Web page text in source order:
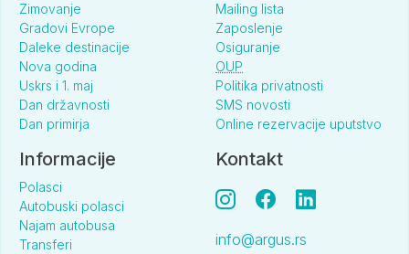
Zimovanje
Gradovi Evrope
Daleke destinacije
Nova godina
Uskrs i 1. maj
Dan državnosti
Dan primirja
Mailing lista
Zaposlenje
Osiguranje
OUP
Politika privatnosti
SMS novosti
Online rezervacije uputstvo
Informacije
Polasci
Autobuski polasci
Najam autobusa
Transferi
Kontakt
info@argus.rs